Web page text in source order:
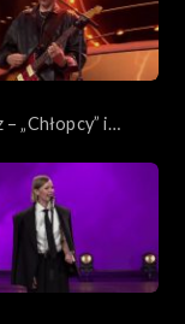
„Chłopcy” i
62. KFPP: